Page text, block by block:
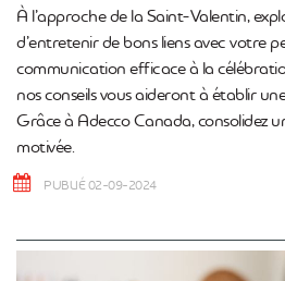
À l’approche de la Saint-Valentin,
d’entretenir de bons liens avec votre
communication efficace à la
nos conseils vous aideront à établir
Grâce à Adecco Canada, consolidez
motivée.
PUBLIÉ 02-09-2024